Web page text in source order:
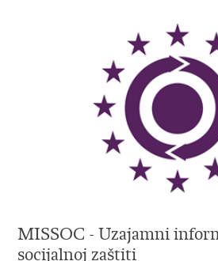
MISSOC - Uzajamni
socijalnoj zaštiti